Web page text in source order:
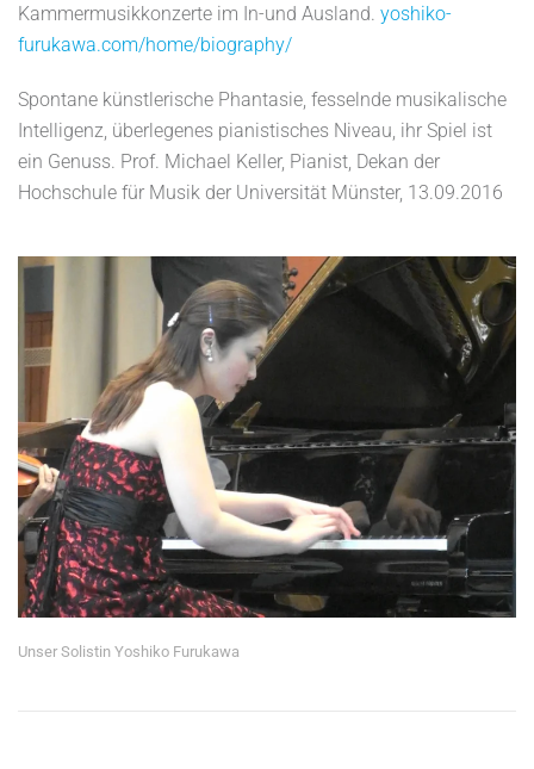
Kammermusikkonzerte im In-und Ausland. yoshiko-
furukawa.com/home/biography/
Spontane künstlerische Phantasie, fesselnde musikalische
Intelligenz, überlegenes pianistisches Niveau, ihr Spiel ist
ein Genuss. Prof. Michael Keller, Pianist, Dekan der
Hochschule für Musik der Universität Münster, 13.09.2016
Unser Solistin Yoshiko Furukawa